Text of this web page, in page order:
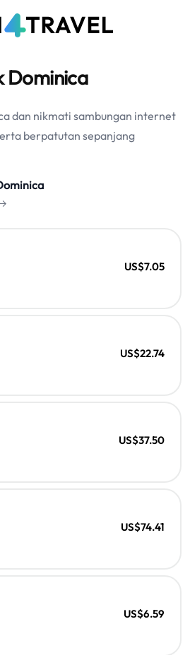
Dominica
dan nikmati sambungan internet
berpatutan sepanjang
US$7.05
US$22.74
US$37.50
US$74.41
US$6.59